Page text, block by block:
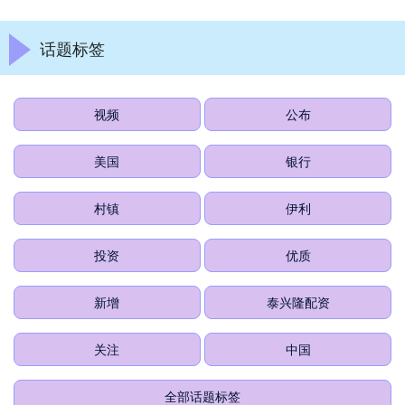
话题标签
视频 公布
美国 银行
村镇 伊利
投资 优质
新增 泰兴隆配资
关注 中国
全部话题标签